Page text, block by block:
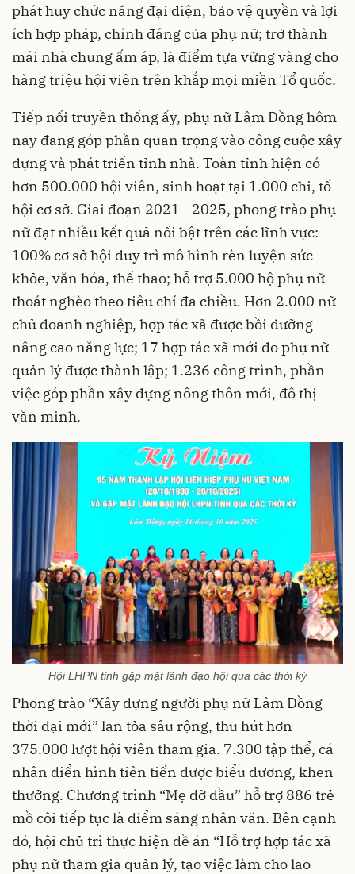
phát huy chức năng đại diện, bảo vệ quyền và lợi
ích hợp pháp, chính đáng của phụ nữ; trở thành
mái nhà chung ấm áp, là điểm tựa vững vàng cho
hàng triệu hội viên trên khắp mọi miền Tổ quốc.
Tiếp nối truyền thống ấy, phụ nữ Lâm Đồng hôm
nay đang góp phần quan trọng vào công cuộc xây
dựng và phát triển tỉnh nhà. Toàn tỉnh hiện có
hơn 500.000 hội viên, sinh hoạt tại 1.000 chi, tổ
hội cơ sở. Giai đoạn 2021 - 2025, phong trào phụ
nữ đạt nhiều kết quả nổi bật trên các lĩnh vực:
100% cơ sở hội duy trì mô hình rèn luyện sức
khỏe, văn hóa, thể thao; hỗ trợ 5.000 hộ phụ nữ
thoát nghèo theo tiêu chí đa chiều. Hơn 2.000 nữ
chủ doanh nghiệp, hợp tác xã được bồi dưỡng
nâng cao năng lực; 17 hợp tác xã mới do phụ nữ
quản lý được thành lập; 1.236 công trình, phần
việc góp phần xây dựng nông thôn mới, đô thị
văn minh.
Hội LHPN tỉnh gặp mặt lãnh đạo hội qua các thời kỳ
Phong trào “Xây dựng người phụ nữ Lâm Đồng
thời đại mới” lan tỏa sâu rộng, thu hút hơn
375.000 lượt hội viên tham gia. 7.300 tập thể, cá
nhân điển hình tiên tiến được biểu dương, khen
thưởng. Chương trình “Mẹ đỡ đầu” hỗ trợ 886 trẻ
mồ côi tiếp tục là điểm sáng nhân văn. Bên cạnh
đó, hội chủ trì thực hiện đề án “Hỗ trợ hợp tác xã
phụ nữ tham gia quản lý, tạo việc làm cho lao